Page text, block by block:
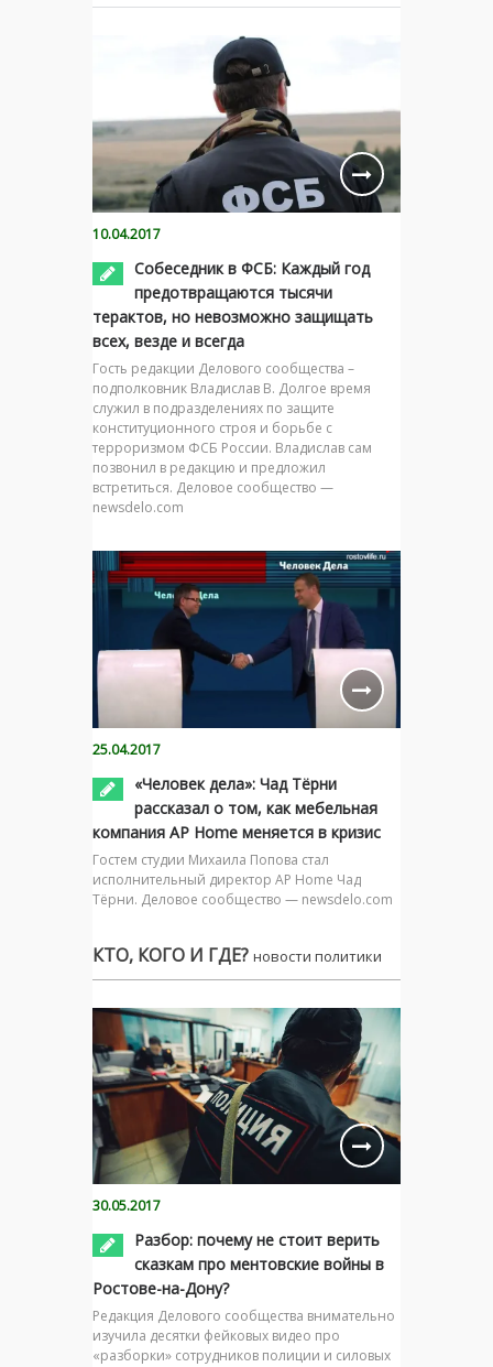
10.04.2017
Собеседник в ФСБ: Каждый год
предотвращаются тысячи
терактов, но невозможно защищать
всех, везде и всегда
Гость редакции Делового сообщества –
подполковник Владислав В. Долгое время
служил в подразделениях по защите
конституционного строя и борьбе с
терроризмом ФСБ России. Владислав сам
позвонил в редакцию и предложил
встретиться. Деловое сообщество —
newsdelo.com
25.04.2017
«Человек дела»: Чад Тёрни
рассказал о том, как мебельная
компания AP Home меняется в кризис
Гостем студии Михаила Попова стал
исполнительный директор AP Home Чад
Тёрни. Деловое сообщество — newsdelo.com
КТО, КОГО И ГДЕ? новости политики
30.05.2017
Разбор: почему не стоит верить
сказкам про ментовские войны в
Ростове-на-Дону?
Редакция Делового сообщества внимательно
изучила десятки фейковых видео про
«разборки» сотрудников полиции и силовых